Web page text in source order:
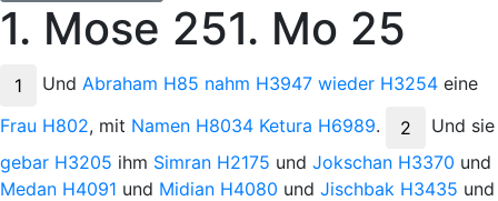
1. Mose 251. Mo 25
1 Und Abraham H85 nahm H3947 wieder H3254 eine
Frau H802, mit Namen H8034 Ketura H6989. 2 Und sie
gebar H3205 ihm Simran H2175 und Jokschan H3370 und
Medan H4091 und Midian H4080 und Jischbak H3435 und